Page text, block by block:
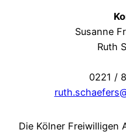
Susanne
Ruth
0221 /
Die Kölner Freiwilligen